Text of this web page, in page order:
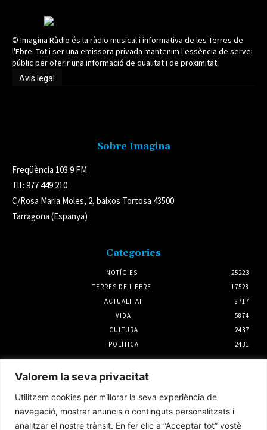
Valorem la seva privacitat
Utilitzem cookies per millorar la seva experiència de
navegació, mostrar anuncis o continguts personalitzats i
analitzar el nostre trànsit. En fer clic a “Acceptar tot” vostè
© Imagina Ràdio és la ràdio musical i informativa de les Terres de
l'Ebre. Tot i ser una emissora privada mantenim l'essència de servei
públic per oferir una informació de qualitat i de proximitat.
Avís legal
Sobre Imagina
Freqüència 103.9 FM
Tlf: 977 449 210
C/Rosa Maria Moles, 2, baixos Tortosa 43500
Tarragona (Espanya)
Categories
NOTÍCIES
25223
TERRES DE L'EBRE
17528
ACTUALITAT
8717
VIDA
5874
CULTURA
2437
POLÍTICA
2431
L’Ajuntament d’Amposta i UGT impulsaran
un conveni propi per al servei de neteja
viària
6 agost 2026